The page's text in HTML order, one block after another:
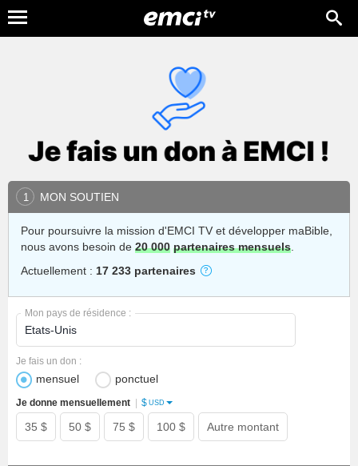
1 MON SOUTIEN
Pour poursuivre la mission d'EMCI TV et développer maBible,
nous avons besoin de 20 000 partenaires mensuels.
Actuellement : 17 233 partenaires
Mon pays de résidence :
mensuel ponctuel
Je fais un don :
35 $ 50 $ 75 $ 100 $ Autre montant
Je donne mensuellement $ USD